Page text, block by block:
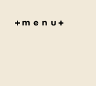
menu